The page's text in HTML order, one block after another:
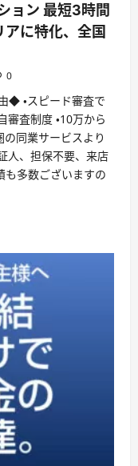
ョン 最短3時間
に特化、全国
0
◆ ・スピード審査で
査制度 ・10万から
の同業サービスより
人、担保不要、来店
多数ございますの